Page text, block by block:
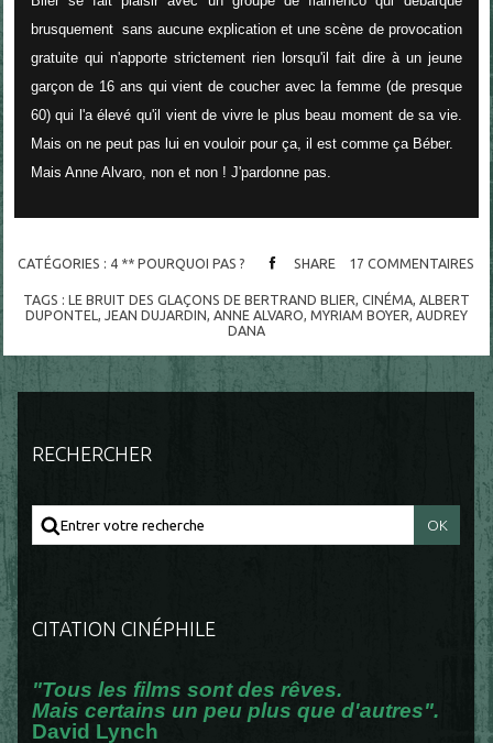
brusquement sans aucune explication et une scène de provocation
gratuite qui n'apporte strictement rien lorsqu'il fait dire à un jeune
garçon de 16 ans qui vient de coucher avec la femme (de presque
60) qui l'a élevé qu'il vient de vivre le plus beau moment de sa vie.
Mais on ne peut pas lui en vouloir pour ça, il est comme ça Béber.
Mais Anne Alvaro, non et non ! J'pardonne pas.
CATÉGORIES : 4 ** POURQUOI PAS ? SHARE 17 COMMENTAIRES
TAGS : LE BRUIT DES GLAÇONS DE BERTRAND BLIER, CINÉMA, ALBERT
DUPONTEL , JEAN DUJARDIN, ANNE ALVARO, MYRIAM BOYER, AUDREY
DANA
RECHERCHER
CITATION CINÉPHILE
"Tous les films sont des rêves.
Mais certains un peu plus que d'autres".
David Lynch